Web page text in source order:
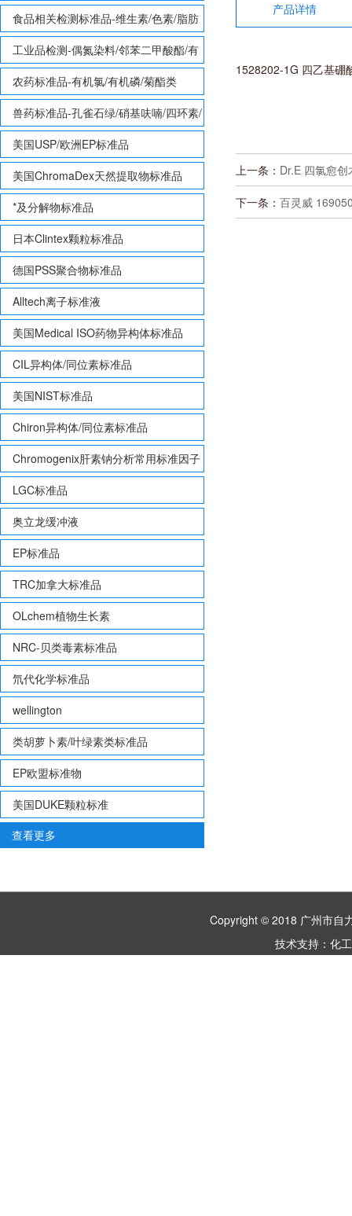
食品相关检测标准品-维生素/色素/脂肪
酸甲酯等
工业品检测-偶氮染料/邻苯二甲酸酯/有
机锡/多溴联苯/多溴联苯醚/多氯联苯
农药标准品-有机氯/有机磷/菊酯类
兽药标准品-孔雀石绿/硝基呋喃/四环素/
磺胺等
美国USP/欧洲EP标准品
美国ChromaDex天然提取物标准品
*及分解物标准品
日本Clintex颗粒标准品
德国PSS聚合物标准品
Alltech离子标准液
美国Medical ISO药物异构体标准品
CIL异构体/同位素标准品
美国NIST标准品
Chiron异构体/同位素标准品
Chromogenix肝素钠分析常用标准因子
LGC标准品
奥立龙缓冲液
EP标准品
TRC加拿大标准品
OLchem植物生长素
NRC-贝类毒素标准品
氘代化学标准品
wellington
类胡萝卜素/叶绿素类标准品
EP欧盟标准物
美国DUKE颗粒标准
查看更多
产品详情
1528202-1G 四乙基硼
上一条： Dr.E 四氯愈
下一条： 百灵威
Copyright © 2018 广州市
技术支持： 化